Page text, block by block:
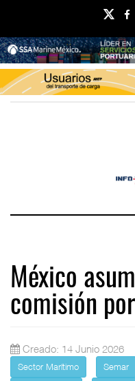
México
comisión
Creado: 14 Junio 2026
Sector Marítimo Semar